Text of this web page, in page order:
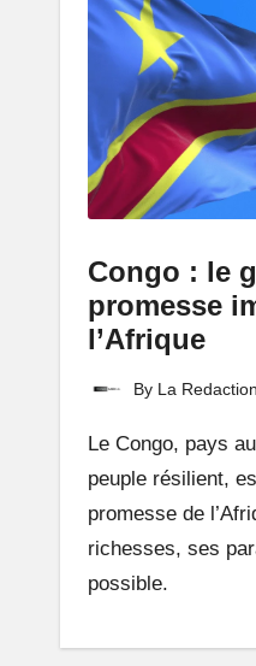
P
o
rt
ai
e
Congo : le
promesse
l’Afrique
by
By La Redaction
Le Congo, pays
peuple résilient,
promesse de
richesses, ses
possible.